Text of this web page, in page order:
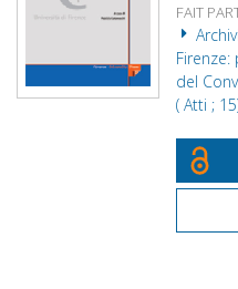
FAIT
del
( Atti ;